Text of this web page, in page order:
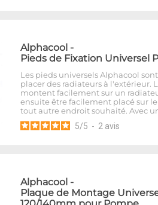
Alphacool -
Pieds de Fixation Universel
Les pieds universels Alphacool
placer des radiateurs à l'extérieur.
montent facilement sur un
ensuite être facilement placé sur
tout autre endroit souhaité. Avec
5/5 - 2 avis
Alphacool -
Plaque de Montage